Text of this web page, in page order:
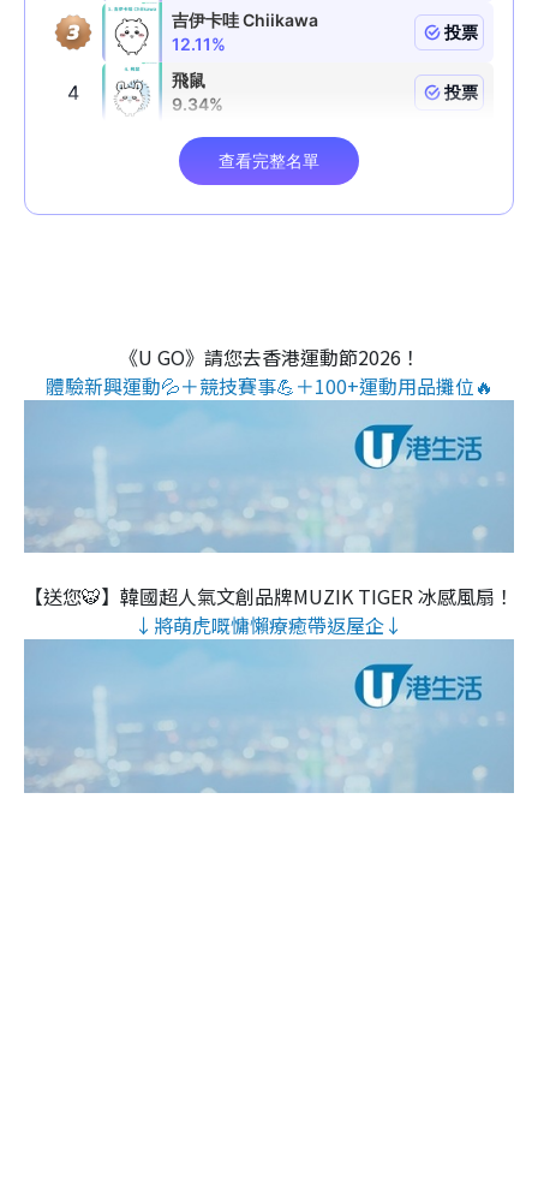
《U GO》請您去香港運動節2026！
體驗新興運動💦＋競技賽事💪＋100+運動用品攤位🔥
【送您🐯】韓國超人氣文創品牌MUZIK TIGER 冰感風扇！
↓將萌虎嘅慵懶療癒帶返屋企↓